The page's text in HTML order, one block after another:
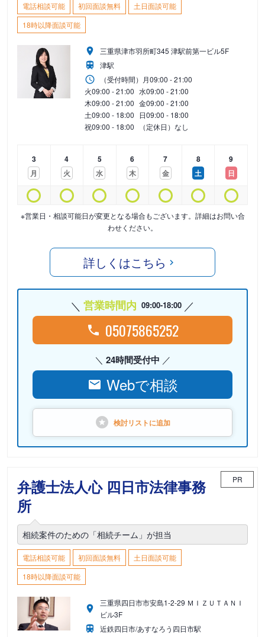
電話相談可能 初回面談無料
土日面談可能
18時以降面談可能
三重県津市羽所町345 津駅前第一ビル5F
津駅
（受付時間） 月09:00 - 21:00
火09:00 - 21:00 水09:00 - 21:00
木09:00 - 21:00 金09:00 - 21:00
土09:00 - 18:00 日09:00 - 18:00
祝09:00 - 18:00 （定休日）なし
3
月
4
火
5
水
6
木
7
金
8
土
9
日
※営業日・相談可能日が変更となる場合もございます。詳細はお問い合
わせください。
詳しくはこちら
営業時間内 09:00-18:00
05075865252
24時間受付中
Webで相談
検討リストに追加
弁護士法人心 四日市法律事務
所
PR
相続案件のための「相続チーム」が担当
電話相談可能 初回面談無料
土日面談可能
18時以降面談可能
三重県四日市市安島1-2-29 ＭＩＺＵＴＡＮＩ
ビル3F
近鉄四日市/あすなろう四日市駅